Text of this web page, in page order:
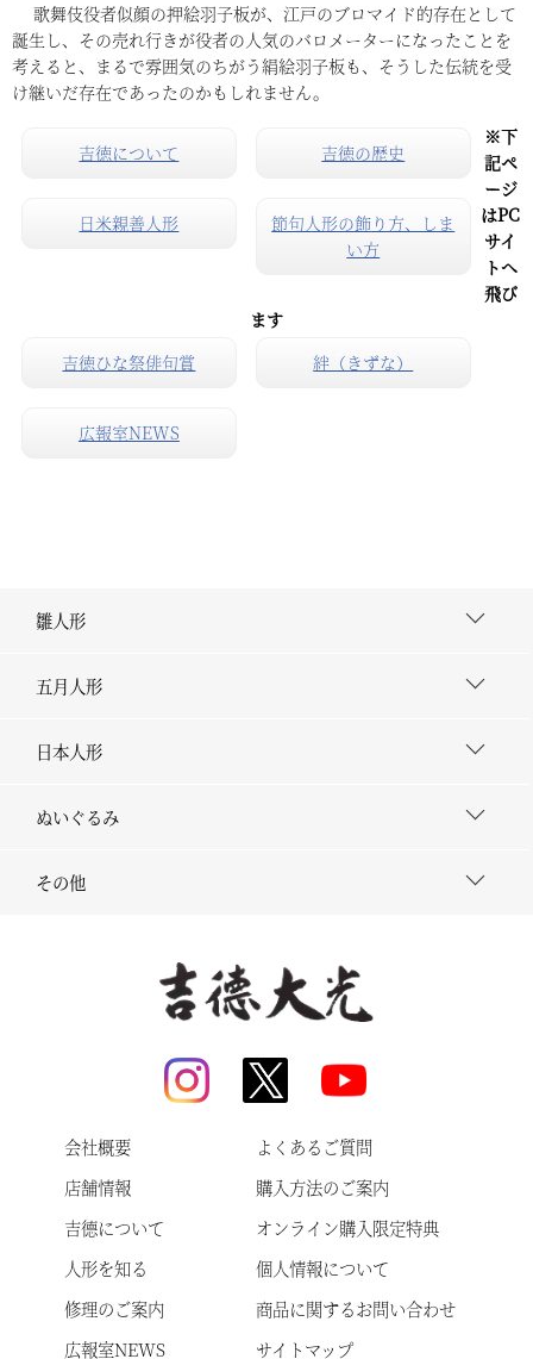
歌舞伎役者似顔の押絵羽子板が、江戸のブロマイド的存在として
誕生し、その売れ行きが役者の人気のバロメーターになったことを
考えると、まるで雰囲気のちがう絹絵羽子板も、そうした伝統を受
け継いだ存在であったのかもしれません。
吉徳について 吉徳の歴史
日米親善人形
節句人形の飾り方、しま
い方
※下
記ペ
ージ
はPC
サイ
トへ
飛び
ます
吉徳ひな祭俳句賞
絆（きずな）
広報室NEWS
雛人形
五月人形
日本人形
ぬいぐるみ
その他
会社概要
店舗情報
吉德について
人形を知る
修理のご案内
広報室NEWS
よくあるご質問
購入方法のご案内
オンライン購入限定特典
個人情報について
商品に関するお問い合わせ
サイトマップ